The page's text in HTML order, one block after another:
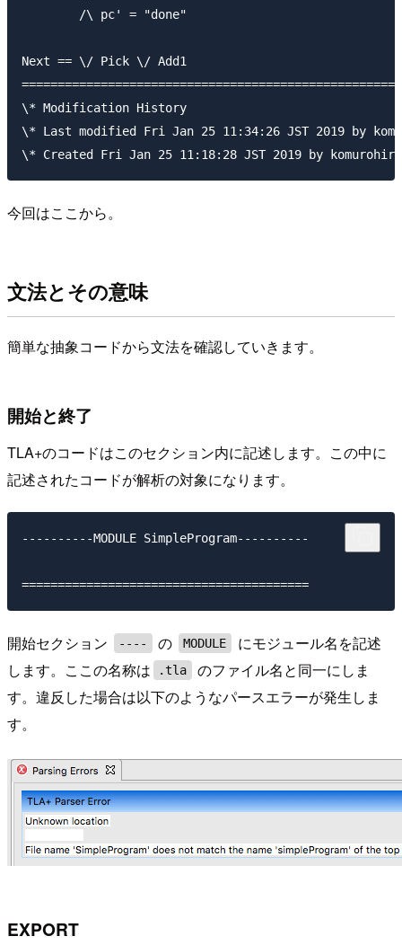
        /\ pc' = "done"
Next == \/ Pick \/ Add1
\* Modification History
\* Last modified Fri Jan 25 11:34:26 JST 2019 by
今回はここから。
文法とその意味
簡単な抽象コードから文法を確認していきます。
開始と終了
TLA+のコードはこのセクション内に記述します。この中に
記述されたコードが解析の対象になります。
----------MODULE SimpleProgram----------
開始セクション ---- の MODULE
にモジュール名を記述
します。ここの名称は
.tla
のファイル名と同一にしま
す。違反した場合は以下のようなパースエラーが発生しま
す。
EXPORT